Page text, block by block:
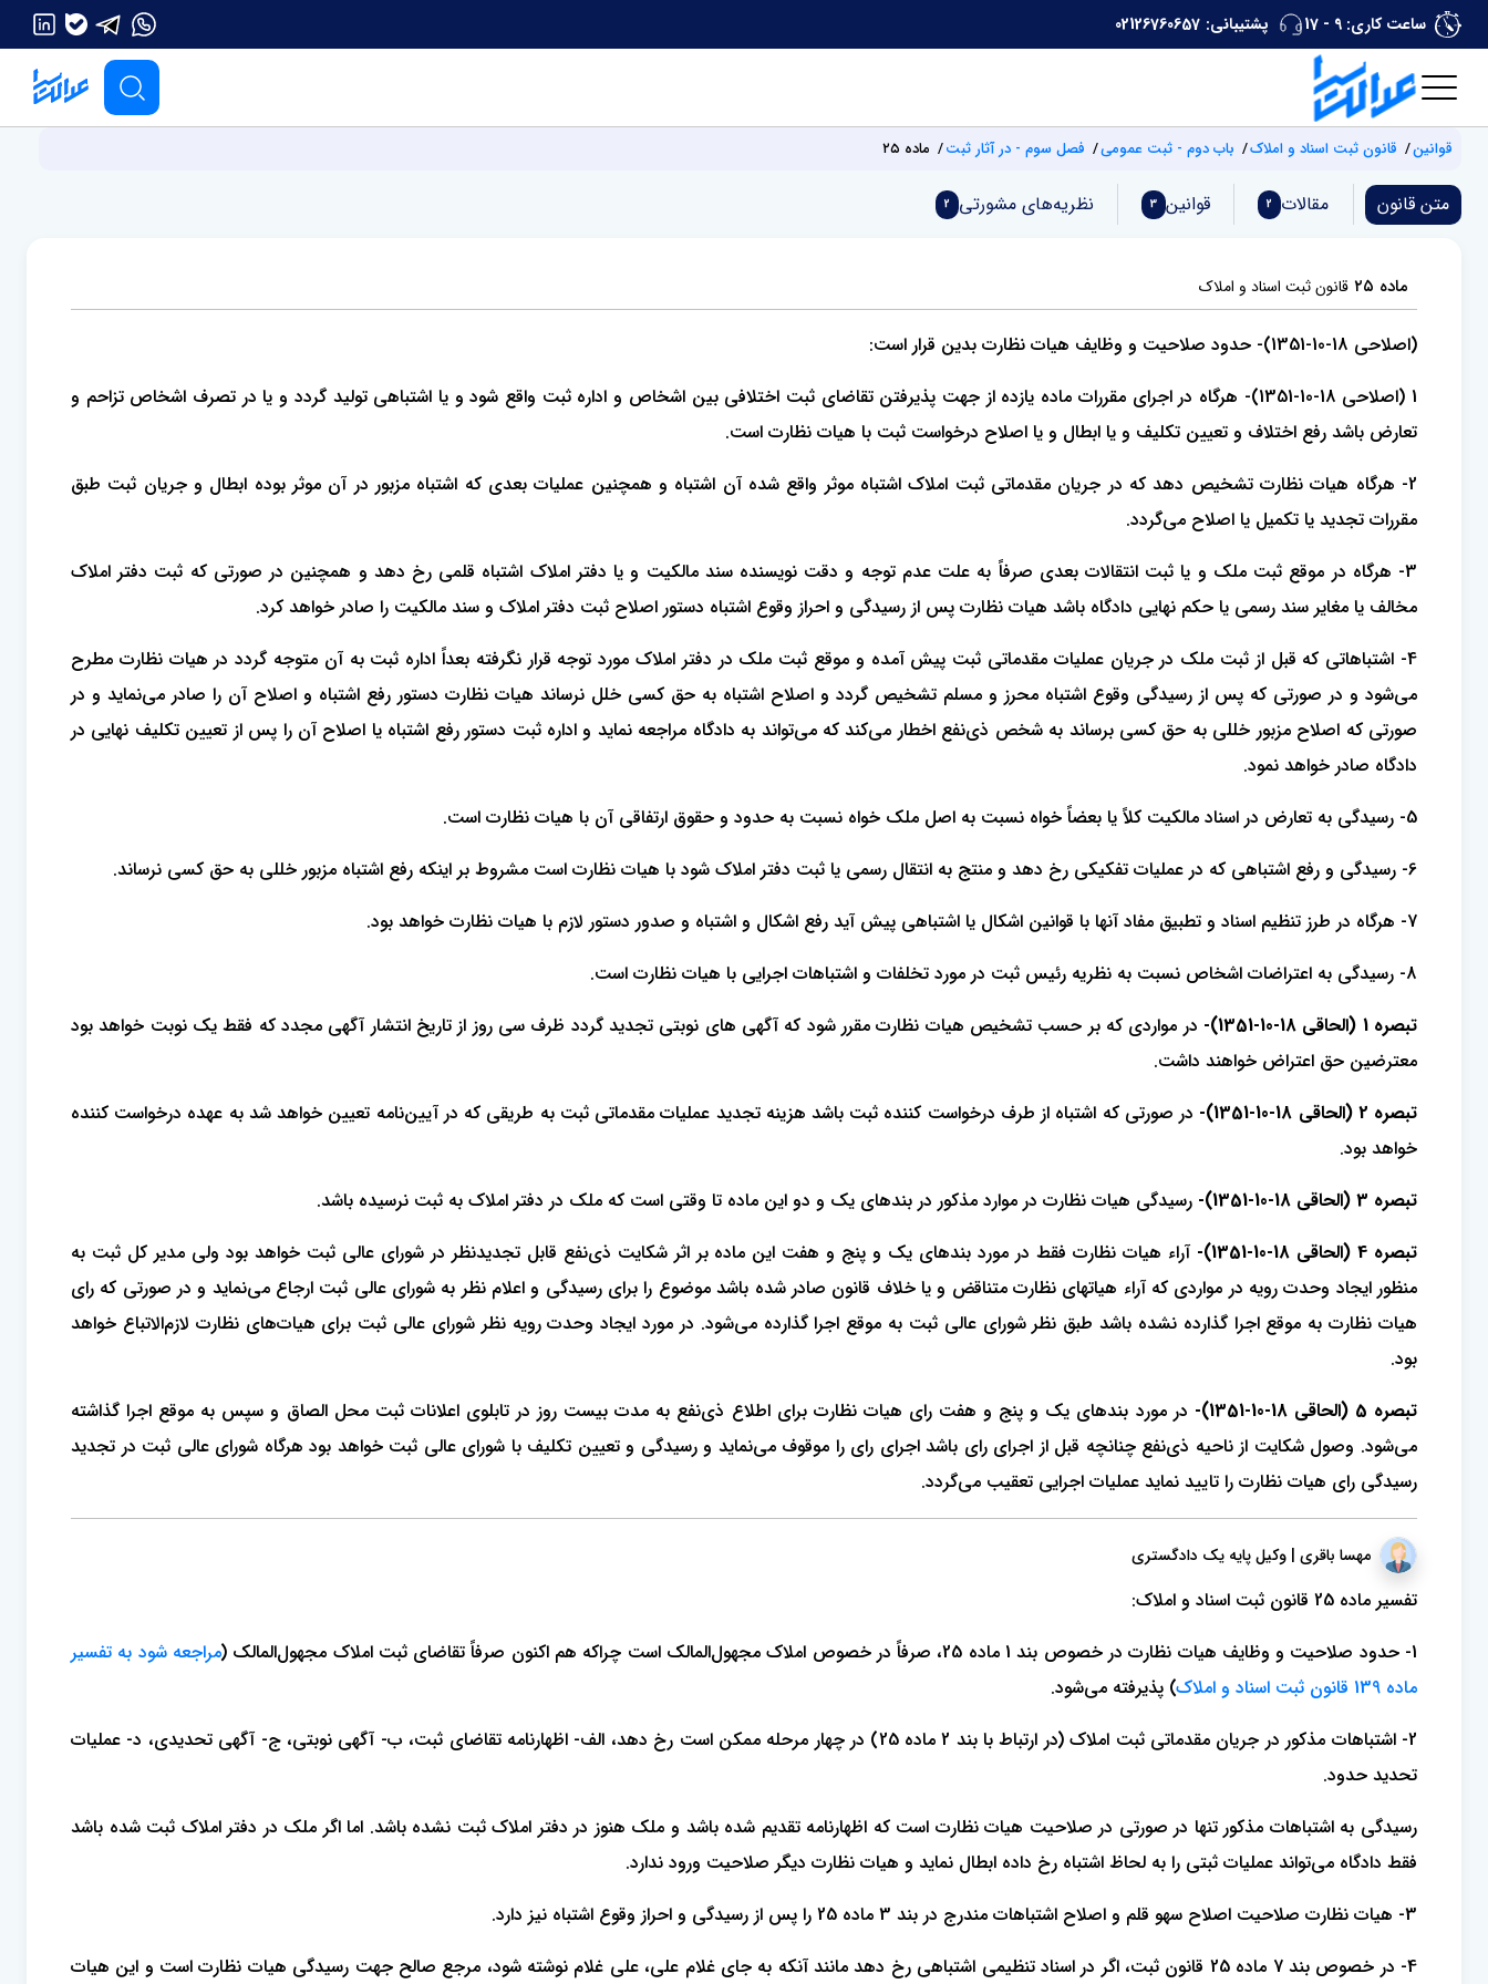
ساعت کاری: 9 - 17 پشتیبانی: 02126760657
قوانین قانون ثبت اسناد و املاک باب دوم - ثبت عمومی فصل سوم - در آثار ثبت ماده ۲۵
متن قانون مقالات 2 قوانین 3 نظریه‌های مشورتی 2
ماده ۲۵ قانون ثبت اسناد و املاک
(اصلاحی 18-10-1351)- حدود صلاحیت و وظایف هیات نظارت بدین قرار است:
1 (اصلاحی 18-10-1351)- هرگاه در اجراﻯ مقررات ماده یازده از جهت پذیرفتن تقاضاﻯ ثبت اختلافی بین اشخاص و اداره ثبت واقع شود و یا اشتباهی تولید گردد و یا در‌ تصرف اشخاص تزاحم و
تعارض باشد رفع اختلاف و تعیین تکلیف و یا ابطال و یا اصلاح درخواست ثبت با هیات نظارت است.
2- هرگاه هیات نظارت تشخیص دهد که در جریان مقدماتی ثبت املاک اشتباه موثر واقع شده آن اشتباه و همچنین عملیات بعدی که اشتباه مزبور در‌ آن موثر بوده ابطال و جریان ثبت طبق
مقررات تجدید یا تکمیل یا اصلاح می‌گردد.
3- هرگاه در موقع ثبت ملک و یا ثبت انتقالات بعدﻯ صرفاً به علت عدم توجه و دقت نویسنده سند مالکیت و یا دفتر املاک اشتباه قلمی رخ دهد و‌ همچنین در صورتی که ثبت دفتر املاک
مخالف یا مغایر سند رسمی یا حکم نهایی دادگاه باشد هیات نظارت پس از رسیدگی و احراز وقوع اشتباه دستور‌ اصلاح ثبت دفتر املاک و سند مالکیت را صادر خواهد کرد.
4- اشتباهاتی که قبل از ثبت ملک در جریان عملیات مقدماتی ثبت پیش آمده و موقع ثبت ملک در دفتر املاک مورد توجه قرار نگرفته بعداً اداره ثبت به آن متوجه گردد در هیات نظارت مطرح
می‌شود و در صورتی که پس از رسیدگی وقوع اشتباه محرز و مسلم تشخیص گردد و اصلاح اشتباه به حق کسی خلل نرساند هیات نظارت دستور رفع اشتباه و اصلاح آن را صادر می‌نماید و در
صورتی که اصلاح مزبور خللی به حق کسی برساند به شخص ذی‌نفع اخطار می‌کند که می‌تواند به دادگاه مراجعه نماید و اداره ثبت دستور رفع اشتباه یا اصلاح آن را پس از تعیین تکلیف نهایی در
دادگاه صادر خواهد نمود.
5- رسیدگی به تعارض در اسناد مالکیت کلاً یا بعضاً خواه نسبت به اصل ملک خواه نسبت به حدود و حقوق ارتفاقی آن با هیات نظارت است.
6- رسیدگی و رفع اشتباهی که در عملیات تفکیکی رخ دهد و منتج به انتقال رسمی یا ثبت دفتر املاک شود با هیات نظارت است مشروط بر اینکه رفع اشتباه مزبور خللی به حق کسی نرساند.
7- هرگاه در طرز تنظیم اسناد و تطبیق مفاد آنها با قوانین اشکال یا اشتباهی پیش آید رفع اشکال و اشتباه و صدور دستور لازم با هیات نظارت خواهد‌ بود.
8- رسیدگی به اعتراضات اشخاص نسبت به نظریه رئیس ثبت در مورد تخلفات و اشتباهات اجرایی با هیات نظارت است.
‌تبصره 1 (الحاقی 18-10-1351)-
در مواردی که بر حسب تشخیص هیات نظارت مقرر شود که آگهی هاﻯ نوبتی تجدید گردد ظرف سی روز از تاریخ انتشار آگهی مجدد که فقط یک نوبت خواهد بود
معترضین حق اعتراض خواهند داشت.
‌تبصره 2 (الحاقی 18-10-1351)-
در صورتی که اشتباه از طرف درخواست کننده ثبت باشد هزینه تجدید عملیات مقدماتی ثبت به طریقی که در آیین‌نامه تعیین خواهد شد به عهده درخواست کننده
خواهد بود.
تبصره 3 (الحاقی 18-10-1351)-
رسیدگی هیات نظارت در موارد مذکور در بندهاﻯ یک و دو این ماده تا وقتی است که ملک در دفتر املاک به ثبت نرسیده باشد.
‌تبصره 4 (الحاقی 18-10-1351)-
آراء هیات نظارت فقط در مورد بندهاﻯ یک و پنج و هفت این ماده بر اثر شکایت ذی‌نفع قابل تجدیدنظر در شوراﻯ عالی ثبت خواهد بود ولی مدیر کل ثبت به
منظور ایجاد وحدت رویه در مواردی که آراء هیاتهاﻯ نظارت متناقض و یا خلاف قانون صادر شده باشد موضوع را براﻯ رسیدگی و اعلام نظر به شوراﻯ عالی ثبت ارجاع می‌نماید و در صورتی که راﻯ
هیات نظارت به موقع اجرا گذارده نشده باشد طبق نظر شوراﻯ عالی ثبت به موقع اجرا گذارده می‌شود. در مورد ایجاد وحدت رویه نظر شوراﻯ عالی ثبت براﻯ هیات‌هاﻯ نظارت لازم‌الاتباع خواهد
بود.
‌تبصره 5 (الحاقی 18-10-1351)-
در مورد بندهاﻯ یک و پنج و هفت راﻯ هیات نظارت براﻯ اطلاع ذی‌نفع به مدت بیست روز در تابلوﻯ اعلانات ثبت محل الصاق و سپس به موقع اجرا گذاشته
می‌شود. وصول شکایت از ناحیه ذی‌نفع چنانچه قبل از اجراﻯ راﻯ باشد اجراﻯ راﻯ را موقوف می‌نماید و رسیدگی و تعیین تکلیف با شوراﻯ عالی ثبت خواهد بود هرگاه شوراﻯ عالی ثبت در تجدید
رسیدگی راﻯ هیات نظارت را تایید نماید عملیات اجرایی تعقیب می‌گردد.
مهسا باقری | وکیل پایه یک دادگستری
تفسیر ماده 25 قانون ثبت اسناد و املاک:
1- حدود صلاحیت و وظایف هیات نظارت در خصوص بند 1 ماده 25، صرفاً در خصوص املاک مجهول‌المالک است چراکه هم اکنون صرفاً تقاضای ثبت املاک مجهول‌المالک (
مراجعه شود به تفسیر
ماده 139 قانون ثبت اسناد و املاک
) پذیرفته می‌شود.
2- اشتباهات مذکور در جریان مقدماتی ثبت املاک (در ارتباط با بند 2 ماده 25) در چهار مرحله ممکن است رخ دهد، الف- اظهارنامه تقاضای ثبت، ب- آگهی نوبتی، ج- آگهی تحدیدی، د- عملیات
تحدید حدود.
رسیدگی به اشتباهات مذکور تنها در صورتی در صلاحیت هیات نظارت است که اظهارنامه تقدیم شده باشد و ملک هنوز در دفتر املاک ثبت نشده باشد. اما اگر ملک در دفتر املاک ثبت شده باشد
فقط دادگاه می‌تواند عملیات ثبتی را به لحاظ اشتباه رخ داده ابطال نماید و هیات نظارت دیگر صلاحیت ورود ندارد.
3- هیات نظارت صلاحیت اصلاح سهو قلم و اصلاح اشتباهات مندرج در بند 3 ماده 25 را پس از رسیدگی و احراز وقوع اشتباه نیز دارد.
4- در خصوص بند 7 ماده 25 قانون ثبت، اگر در اسناد تنظیمی اشتباهی رخ دهد مانند آنکه به جای غلام علی، علی غلام نوشته شود، مرجع صالح جهت رسیدگی هیات نظارت است و این هیات